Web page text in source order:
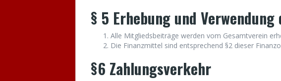
§ 5 Erhebung und
Alle Mitgliedsbeiträge werden vom Gesamtverein
Die Finanzmittel sind entsprechend §2 dieser
§6 Zahlungsverkehr